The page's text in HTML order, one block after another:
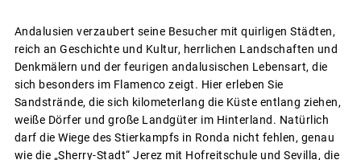
Andalusien verzaubert seine Besucher mit quirligen Städten,
reich an Geschichte und Kultur, herrlichen Landschaften und
Denkmälern und der feurigen andalusischen Lebensart, die
sich besonders im Flamenco zeigt. Hier erleben Sie
Sandstrände, die sich kilometerlang die Küste entlang ziehen,
weiße Dörfer und große Landgüter im Hinterland. Natürlich
darf die Wiege des Stierkampfs in Ronda nicht fehlen, genau
wie die „Sherry-Stadt“ Jerez mit Hofreitschule und Sevilla, die